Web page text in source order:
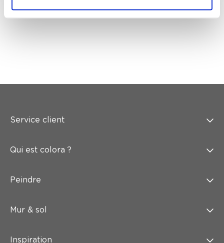
Service client
Qui est colora ?
Peindre
Mur & sol
Inspiration